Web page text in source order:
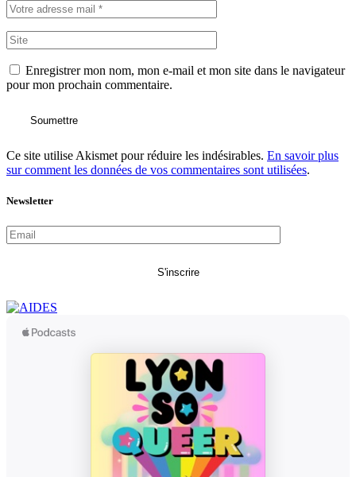
Enregistrer mon nom, mon e-mail et mon site dans le navigateur
pour mon prochain commentaire.
Soumettre
Ce site utilise Akismet pour réduire les indésirables. En savoir plus
sur comment les données de vos commentaires sont utilisées.
Newsletter
S'inscrire